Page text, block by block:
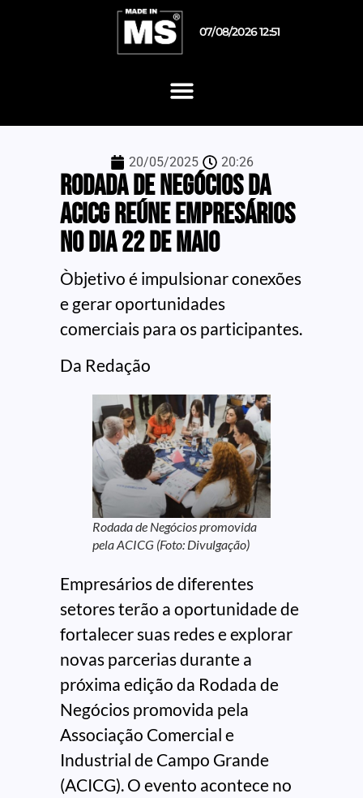
07/08/2026 12:51
20/05/2025 20:26
Rodada de Negócios da
ACICG reúne empresários
no dia 22 de maio
Òbjetivo é impulsionar conexões
e gerar oportunidades
comerciais para os participantes.
Da Redação
Rodada de Negócios promovida
pela ACICG (Foto: Divulgação)
Empresários de diferentes
setores terão a oportunidade de
fortalecer suas redes e explorar
novas parcerias durante a
próxima edição da Rodada de
Negócios promovida pela
Associação Comercial e
Industrial de Campo Grande
(ACICG). O evento acontece no